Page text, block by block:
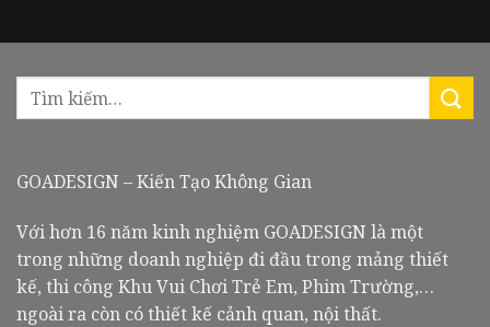
GOADESIGN – Kiến Tạo Không Gian
Với hơn 16 năm kinh nghiệm GOADESIGN là một
trong những doanh nghiệp đi đầu trong mảng thiết
kế, thi công Khu Vui Chơi Trẻ Em, Phim Trường,…
ngoài ra còn có thiết kế cảnh quan, nội thất.